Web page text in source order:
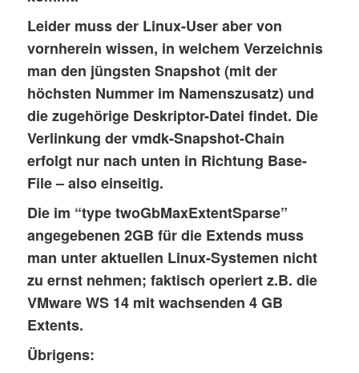
filename: Win7_x64_ssdx-
            cluster size: 65536
            format: SPARSE
        [1]:
            virtual size: 33554432
filename: Win7_x64_ssdx-
            cluster size: 65536
            format: SPARSE
image: Win7_x64_ssdx-000001.vmdk
file format: vmdk
virtual size: 4.0G (4294967296 bytes)
disk size: 1.0M
cluster_size: 65536
backing file: /vmw/Win7/
Format specific information:
    cid: 3509963510
    parent cid: 3060125035
Leider muss der Linux-User aber von
vornherein wissen, in welchem Verzeichnis
man den jüngsten Snapshot (mit der
höchsten Nummer im Namenszusatz) und
die zugehörige Deskriptor-Datei findet. Die
Verlinkung der vmdk-Snapshot-Chain
erfolgt nur nach unten in Richtung Base-
File – also einseitig.
Die im “type twoGbMaxExtentSparse”
angegebenen 2GB für die Extends muss
man unter aktuellen Linux-Systemen nicht
zu ernst nehmen; faktisch operiert z.B. die
VMware WS 14 mit wachsenden 4 GB
Extents.
Übrigens: